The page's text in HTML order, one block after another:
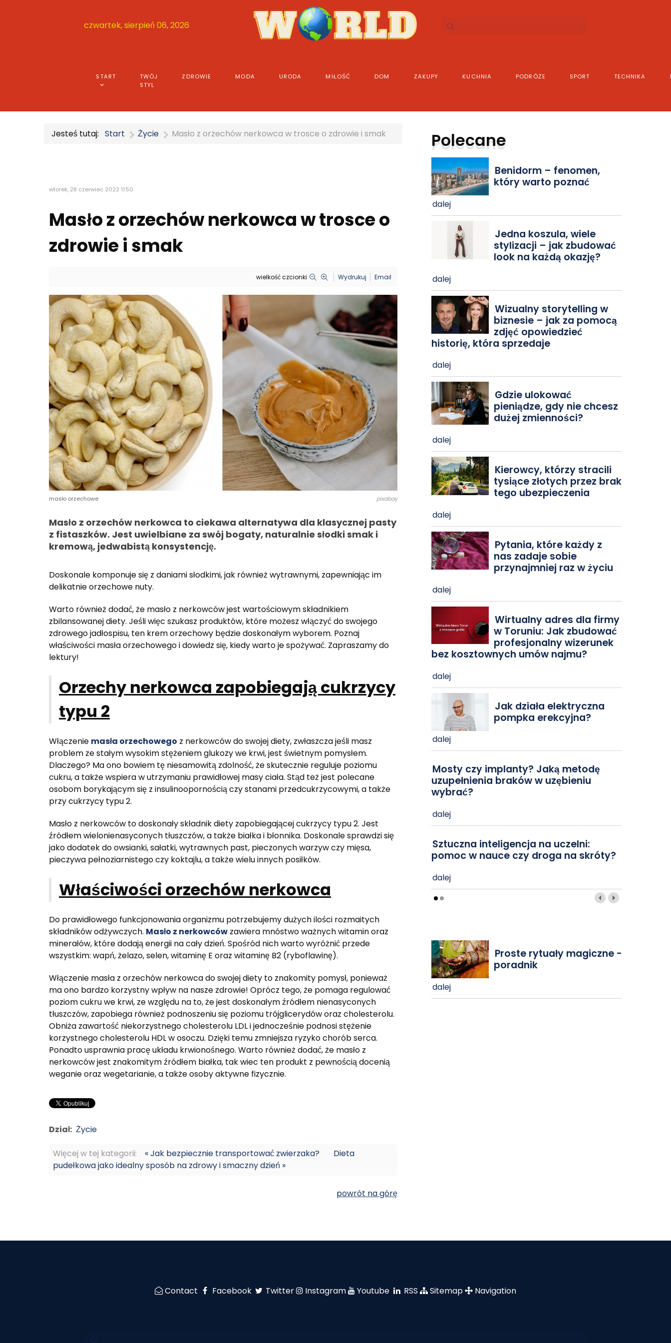
czwartek, sierpień 06, 2026
START
TWÓJ
STYL
ZDROWIE MODA URODA MIŁOŚĆ DOM ZAKUPY KUCHNIA PODRÓŻE SPORT TECHNIKA
Jesteś tutaj: Start Życie Masło z orzechów nerkowca w trosce o zdrowie i smak
wtorek, 28 czerwiec 2022 11:50
Masło z orzechów nerkowca w trosce o
zdrowie i smak
wielkość czcionki Wydrukuj Email
masło orzechowe pixabay
Masło z orzechów nerkowca to ciekawa alternatywa dla klasycznej pasty
z fistaszków. Jest uwielbiane za swój bogaty, naturalnie słodki smak i
kremową, jedwabistą konsystencję.
Doskonale komponuje się z daniami słodkimi, jak również wytrawnymi, zapewniając im
delikatnie orzechowe nuty.
Warto również dodać, że masło z nerkowców jest wartościowym składnikiem
zbilansowanej diety. Jeśli więc szukasz produktów, które możesz włączyć do swojego
zdrowego jadłospisu, ten krem orzechowy będzie doskonałym wyborem. Poznaj
właściwości masła orzechowego i dowiedz się, kiedy warto je spożywać. Zapraszamy do
lektury!
Orzechy nerkowca zapobiegają cukrzycy
typu 2
Włączenie masła orzechowego z nerkowców do swojej diety, zwłaszcza jeśli masz
problem ze stałym wysokim stężeniem glukozy we krwi, jest świetnym pomysłem.
Dlaczego? Ma ono bowiem tę niesamowitą zdolność, że skutecznie reguluje poziomu
cukru, a także wspiera w utrzymaniu prawidłowej masy ciała. Stąd też jest polecane
osobom borykającym się z insulinoopornością czy stanami przedcukrzycowymi, a także
przy cukrzycy typu 2.
Masło z nerkowców to doskonały składnik diety zapobiegającej cukrzycy typu 2. Jest
źródłem wielonienasyconych tłuszczów, a także białka i błonnika. Doskonale sprawdzi się
jako dodatek do owsianki, sałatki, wytrawnych past, pieczonych warzyw czy mięsa,
pieczywa pełnoziarnistego czy koktajlu, a także wielu innych posiłków.
Właściwości orzechów nerkowca
Do prawidłowego funkcjonowania organizmu potrzebujemy dużych ilości rozmaitych
składników odżywczych. Masło z nerkowców zawiera mnóstwo ważnych witamin oraz
minerałów, które dodają energii na cały dzień. Spośród nich warto wyróżnić przede
wszystkim: wapń, żelazo, selen, witaminę E oraz witaminę B2 (ryboflawinę).
Włączenie masła z orzechów nerkowca do swojej diety to znakomity pomysł, ponieważ
ma ono bardzo korzystny wpływ na nasze zdrowie! Oprócz tego, że pomaga regulować
poziom cukru we krwi, ze względu na to, że jest doskonałym źródłem nienasyconych
tłuszczów, zapobiega również podnoszeniu się poziomu trójglicerydów oraz cholesterolu.
Obniża zawartość niekorzystnego cholesterolu LDL i jednocześnie podnosi stężenie
korzystnego cholesterolu HDL w osoczu. Dzięki temu zmniejsza ryzyko chorób serca.
Ponadto usprawnia pracę układu krwionośnego. Warto również dodać, że masło z
nerkowców jest znakomitym źródłem białka, tak wiec ten produkt z pewnością docenią
weganie oraz wegetarianie, a także osoby aktywne fizycznie.
Dział: Życie
Więcej w tej kategorii: « Jak bezpiecznie transportować zwierzaka?
Dieta
pudełkowa jako idealny sposób na zdrowy i smaczny dzień »
powrót na górę
Polecane
Benidorm – fenomen,
który warto poznać
dalej
Jedna koszula, wiele
stylizacji – jak zbudować
look na każdą okazję?
dalej
Wizualny storytelling w
biznesie – jak za pomocą
zdjęć opowiedzieć
historię, która sprzedaje
dalej
Gdzie ulokować
pieniądze, gdy nie chcesz
dużej zmienności?
dalej
Kierowcy, którzy stracili
tysiące złotych przez brak
tego ubezpieczenia
dalej
Pytania, które każdy z
nas zadaje sobie
przynajmniej raz w życiu
dalej
Wirtualny adres dla firmy
w Toruniu: Jak zbudować
profesjonalny wizerunek
bez kosztownych umów najmu?
dalej
Jak działa elektryczna
pompka erekcyjna?
dalej
Mosty czy implanty? Jaką metodę
uzupełnienia braków w uzębieniu
wybrać?
dalej
Sztuczna inteligencja na uczelni:
pomoc w nauce czy droga na skróty?
dalej
Proste rytuały magiczne -
poradnik
dalej
Contact Facebook Twitter Instagram Youtube RSS Sitemap Navigation